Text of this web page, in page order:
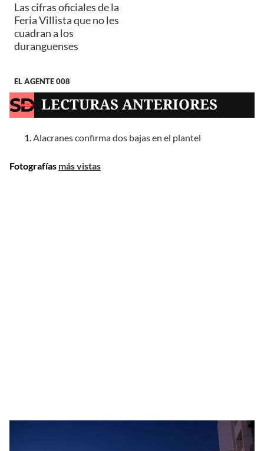
Las cifras oficiales de la
Feria Villista que no les
cuadran a los
duranguenses
EL AGENTE 008
LECTURAS ANTERIORES
Alacranes confirma dos bajas en el plantel
Fotografías más vistas